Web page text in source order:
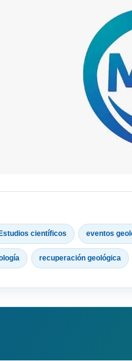
científicos eventos
recuperación geológica